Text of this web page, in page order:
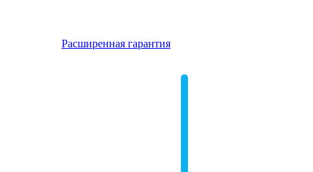
Расширенная гарантия